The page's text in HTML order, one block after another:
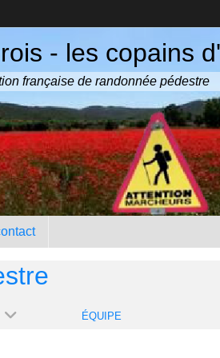
- les copains
française de randonnée pédestre
ÉQUIPE